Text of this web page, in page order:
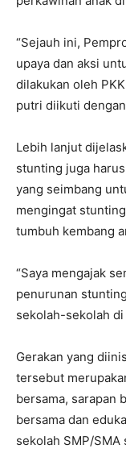
“Sejauh ini,
upaya dan aksi
dilakukan oleh
putri diikuti
Lebih lanjut
stunting juga
yang seimbang
mengingat
tumbuh kembang
“Saya mengajak
penurunan
sekolah-sekolah di
Gerakan yang
tersebut
bersama, sarapan
bersama dan
sekolah SMP/